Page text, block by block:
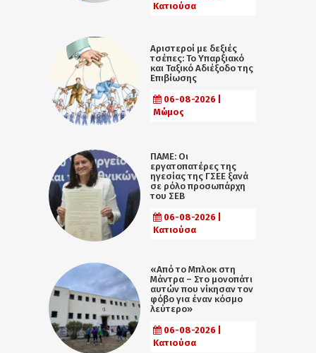
Κατιούσα
Αριστεροί με δεξιές
τσέπες: Το Υπαρξιακό
και Ταξικό Αδιέξοδο της
Επιβίωσης
06-08-2026 |
Μώμος
ΠΑΜΕ: Οι
εργατοπατέρες της
ηγεσίας της ΓΣΕΕ ξανά
σε ρόλο προσωπάρχη
του ΣΕΒ
06-08-2026 |
Κατιούσα
«Από το Μπλοκ στη
Μάντρα – Στο μονοπάτι
αυτών που νίκησαν τον
φόβο για έναν κόσμο
λεύτερο»
06-08-2026 |
Κατιούσα